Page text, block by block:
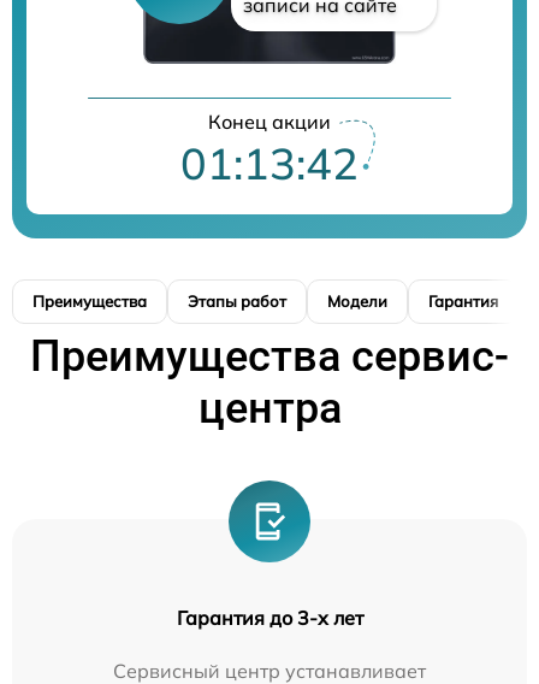
записи на сайте
Конец акции
01:13:41
Преимущества Этапы работ Модели Гарантия
Преимущества сервис-
центра
Гарантия до 3-х лет
Сервисный центр устанавливает